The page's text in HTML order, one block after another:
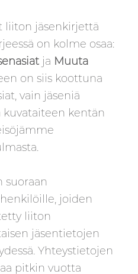
liiton jäsenkirjettä
on kolme osaa:
ja Muuta
on siis koottuna
vain jäseniä
kuvataiteen kentän
suoraan
joiden
liiton
jäsentietojen
Yhteystietojen
pitkin vuotta